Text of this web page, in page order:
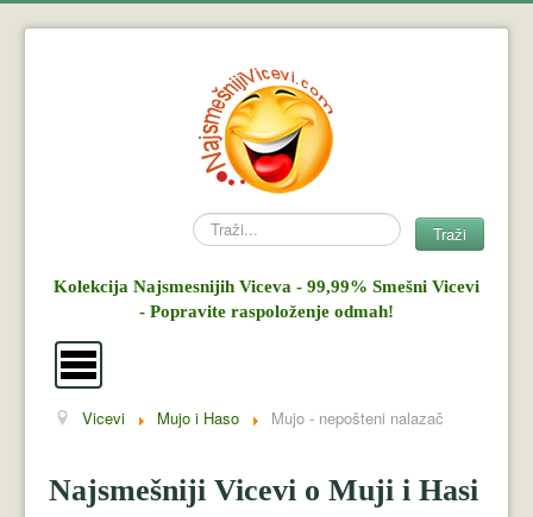
Search Traži
Kolekcija Najsmesnijih Viceva - 99,99% Smešni Vicevi
- Popravite raspoloženje odmah!
Vicevi
Mujo i Haso
Vicevi Mujo i Haso Mujo - nepošteni nalazač
Najsmešniji Vicevi o Muji i Hasi